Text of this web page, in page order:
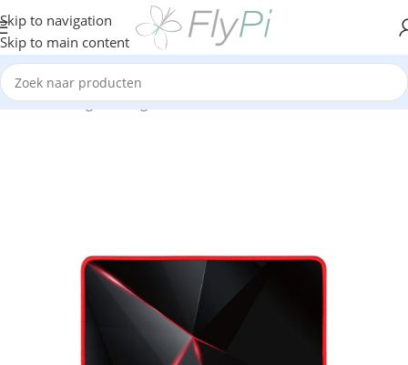
Skip to navigation
Skip to main content
Home/Gaming/Gaming Muismat